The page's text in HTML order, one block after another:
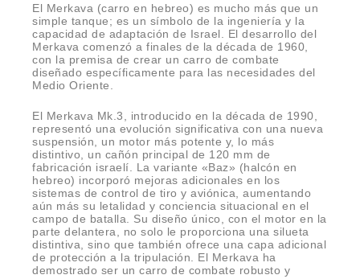
El Merkava (carro en hebreo) es mucho más que un
simple tanque; es un símbolo de la ingeniería y la
capacidad de adaptación de Israel. El desarrollo del
Merkava comenzó a finales de la década de 1960,
con la premisa de crear un carro de combate
diseñado específicamente para las necesidades del
Medio Oriente.
El Merkava Mk.3, introducido en la década de 1990,
representó una evolución significativa con una nueva
suspensión, un motor más potente y, lo más
distintivo, un cañón principal de 120 mm de
fabricación israelí. La variante «Baz» (halcón en
hebreo) incorporó mejoras adicionales en los
sistemas de control de tiro y aviónica, aumentando
aún más su letalidad y conciencia situacional en el
campo de batalla. Su diseño único, con el motor en la
parte delantera, no solo le proporciona una silueta
distintiva, sino que también ofrece una capa adicional
de protección a la tripulación. El Merkava ha
demostrado ser un carro de combate robusto y